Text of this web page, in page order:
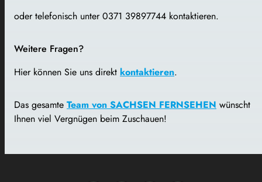
oder telefonisch unter 0371 39897744 kontaktieren.
Weitere Fragen?
Hier können Sie uns direkt kontaktieren.
Das gesamte Team von SACHSEN FERNSEHEN wünscht
Ihnen viel Vergnügen beim Zuschauen!